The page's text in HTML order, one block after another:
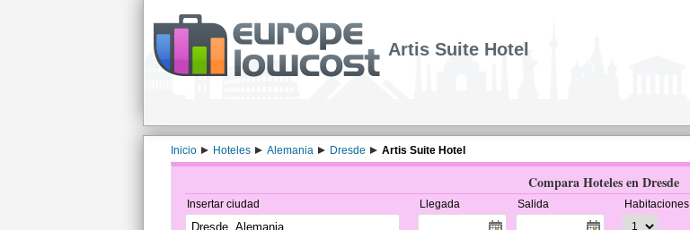
Artis Suite Hotel
Inicio Hoteles Alemania Dresde Artis Suite Hotel
Compara Hoteles en Dresde
Insertar ciudad Llegada Salida Habitaciones